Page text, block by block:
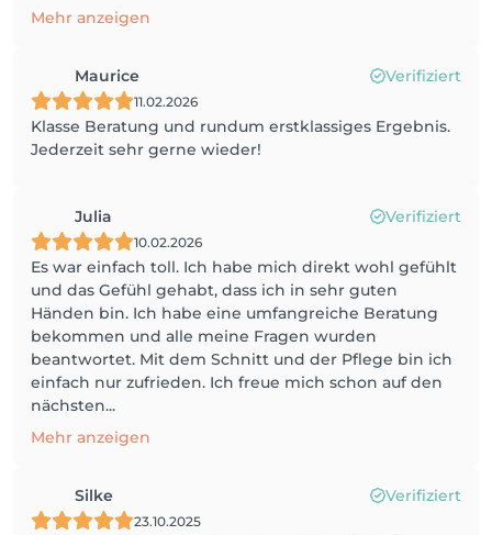
Mehr anzeigen
Maurice Verifiziert
11.02.2026
Klasse Beratung und rundum erstklassiges Ergebnis.
Jederzeit sehr gerne wieder!
Julia Verifiziert
10.02.2026
Es war einfach toll. Ich habe mich direkt wohl gefühlt
und das Gefühl gehabt, dass ich in sehr guten
Händen bin. Ich habe eine umfangreiche Beratung
bekommen und alle meine Fragen wurden
beantwortet. Mit dem Schnitt und der Pflege bin ich
einfach nur zufrieden. Ich freue mich schon auf den
nächsten...
Mehr anzeigen
Silke Verifiziert
23.10.2025